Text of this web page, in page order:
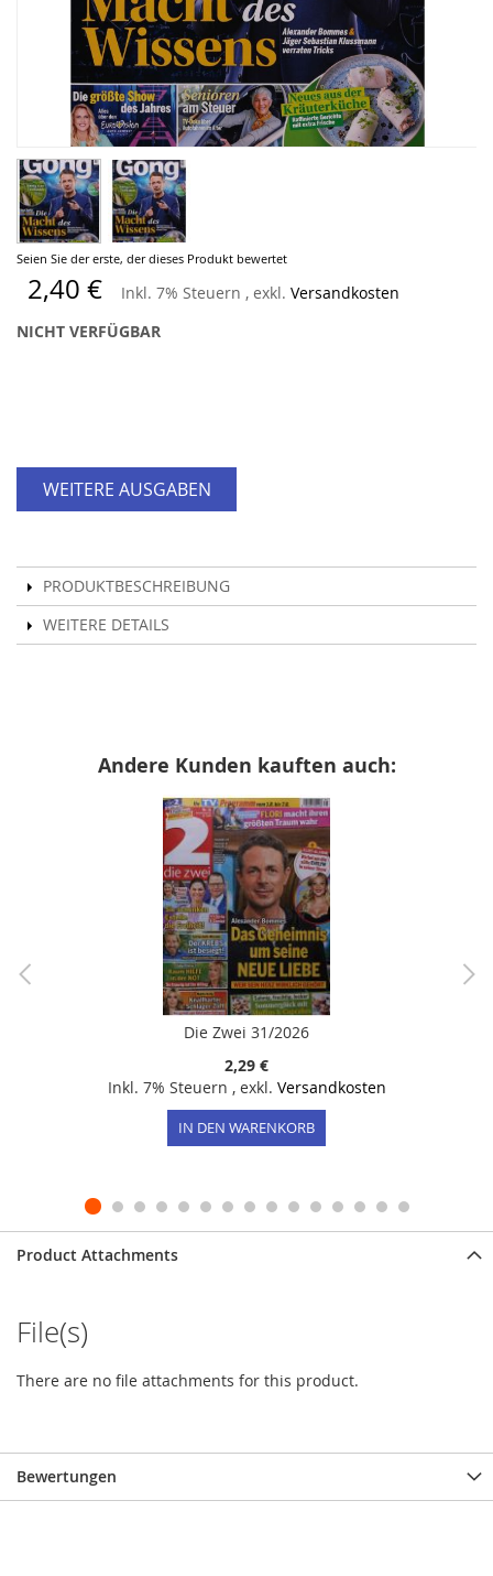
Seien Sie der erste, der dieses Produkt bewertet
2,40 € Inkl. 7% Steuern , exkl. Versandkosten
NICHT VERFÜGBAR
WEITERE AUSGABEN
PRODUKTBESCHREIBUNG
WEITERE DETAILS
Zum
Anfang
der
Bildergalerie
springen
Andere Kunden kauften auch:
Die Zwei 31/2026
2,29 €
Inkl. 7% Steuern , exkl. Versandkosten
IN DEN WARENKORB
Product Attachments
File(s)
There are no file attachments for this product.
Bewertungen